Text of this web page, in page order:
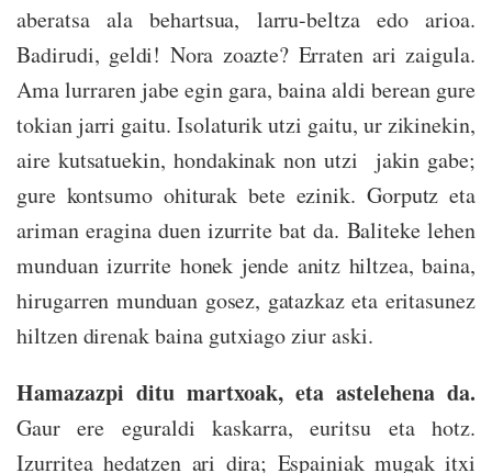
aberatsa ala behartsua, larru-beltza edo arioa.
Badirudi, geldi! Nora zoazte? Erraten ari zaigula.
Ama lurraren jabe egin gara, baina aldi berean gure
tokian jarri gaitu. Isolaturik utzi gaitu, ur zikinekin,
aire kutsatuekin, hondakinak non utzi jakin gabe;
gure kontsumo ohiturak bete ezinik. Gorputz eta
ariman eragina duen izurrite bat da. Baliteke lehen
munduan izurrite honek jende anitz hiltzea, baina,
hirugarren munduan gosez, gatazkaz eta eritasunez
hiltzen direnak baina gutxiago ziur aski.
Hamazazpi ditu martxoak, eta astelehena da.
Gaur ere eguraldi kaskarra, euritsu eta hotz.
Izurritea hedatzen ari dira; Espainiak mugak itxi